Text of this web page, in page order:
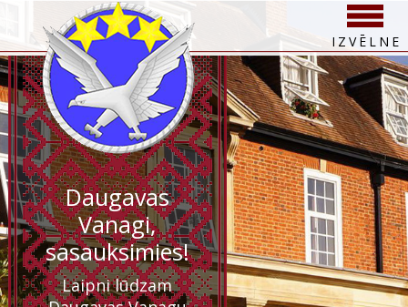
Daugavas
Vanagi,
sasauksimies!
Laipni lūdzam
IZVĒLNE